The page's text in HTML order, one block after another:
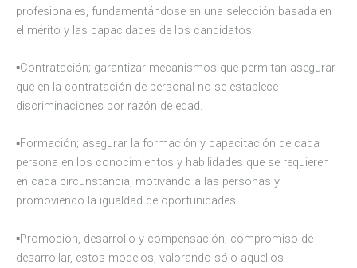
profesionales, fundamentándose en una selección basada en
el mérito y las capacidades de los candidatos.
▪Contratación; garantizar mecanismos que permitan asegurar
que en la contratación de personal no se establece
discriminaciones por razón de edad.
▪Formación; asegurar la formación y capacitación de cada
persona en los conocimientos y habilidades que se requieren
en cada circunstancia, motivando a las personas y
promoviendo la igualdad de oportunidades.
▪Promoción, desarrollo y compensación; compromiso de
desarrollar, estos modelos, valorando sólo aquellos